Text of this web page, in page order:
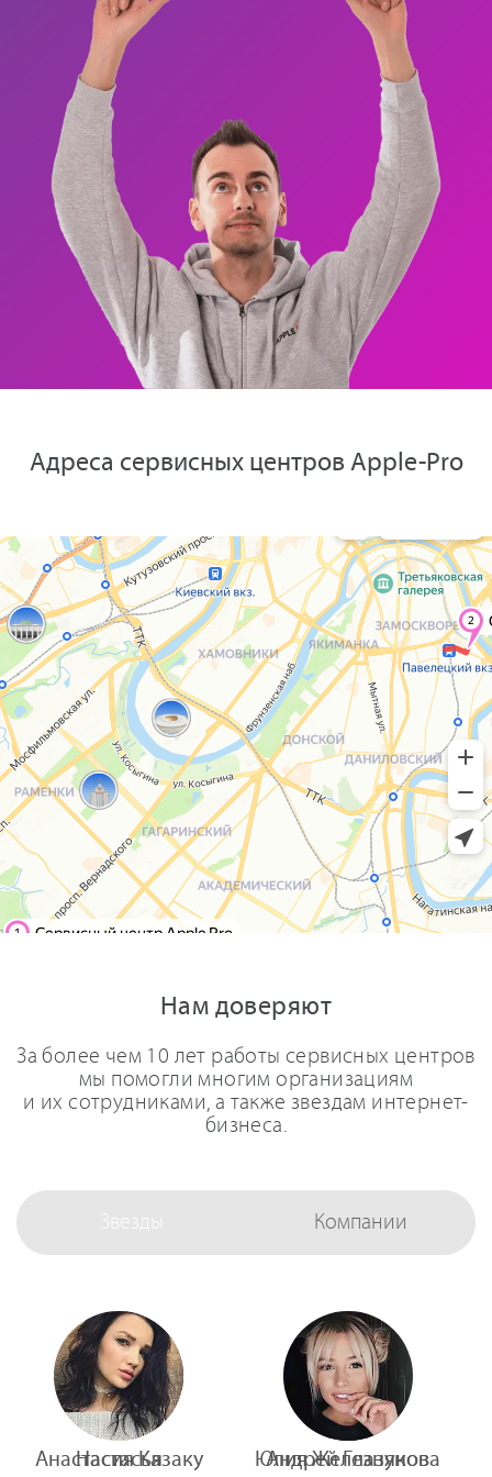
Адреса сервисных центров Apple-Pro
Нам доверяют
За более чем 10 лет работы сервисных центров
мы помогли многим организациям
и их сотрудниками, а также звездам интернет-
бизнеса.
Звезды Компании
Настасья
Андрей Глазунов
Анастасия Казаку Юлия Железнякова